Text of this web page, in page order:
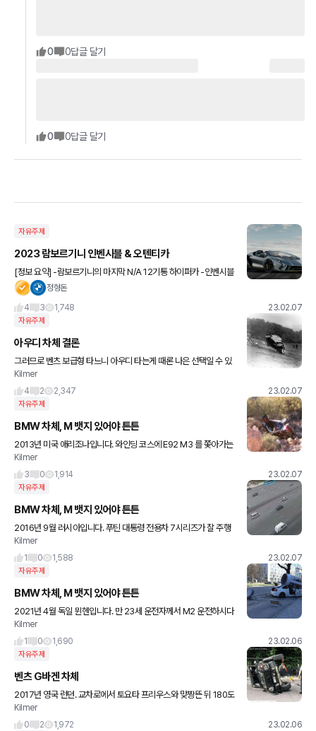
0 0답글 달기
0 0답글 달기
자유주제
2023 람보르기니 인벤시블 & 오텐티카
[정보 요약] -람보르기니의 마지막 N/A 12기통 하이퍼카 -인벤시블
-> 쿠페 / 오텐티카 -> 로드스터 -아벤타도르 플랫폼 기반 설계 -76
정형돈
4
3 1,748 23.02.07
자유주제
아우디 차체 결론
그러므로 벤츠 보급형 타느니 아우디 타는게 때론 나은 선택일 수 있
는 것입니다. "아우디의 자동차 안전도 시험은 1938년 아우디의 전
신 데카베(DKW)의 F7을 언덕에 굴려 충격에 얼마나 잘 견
Kilmer
4
2 2,347 23.02.07
자유주제
BMW 차체, M 뱃지 있어야 튼튼
2013년 미국 애리조나입니다. 와인딩 코스에 E92 M3 를 쫓아가는
E46 M3 가 나오는데 E46 이 낭떠러지로 구릅니다. 바위산인데도
무사하셨고 구형이라 A pillar 약간 찌그러지
Kilmer
3
0 1,914 23.02.07
자유주제
BMW 차체, M 뱃지 있어야 튼튼
2016년 9월 러시아입니다. 푸틴 대통령 전용차 7시리즈가 잘 주행
중인데 벤츠 CLS 가 반대쪽에서 맹렬히 중앙선 넘어 박아버립니다.
스몰 오버랩 비슷한 상황이 되었고 7시리즈 운전자께서
Kilmer
1
0 1,588 23.02.07
자유주제
BMW 차체, M 뱃지 있어야 튼튼
2021년 4월 독일 뮌헨입니다. 만 23세 운전자께서 M2 운전하시다
가 콘크리트 기둥을 쓰러뜨리고 지붕위에 덮치게 합니다.
Kilmer
1
0 1,690 23.02.06
자유주제
벤츠 G바겐 차체
2017년 영국 런던. 교차로에서 토요타 프리우스와 맞짱뜬 뒤 180도
뒹굽니다. G500 4×4 였다고 하며 브라부스 튜닝된 상태였다고 합
니다. 여기서도 A pillar 못견디고 지붕이 찌
Kilmer
0
2 1,972 23.02.06